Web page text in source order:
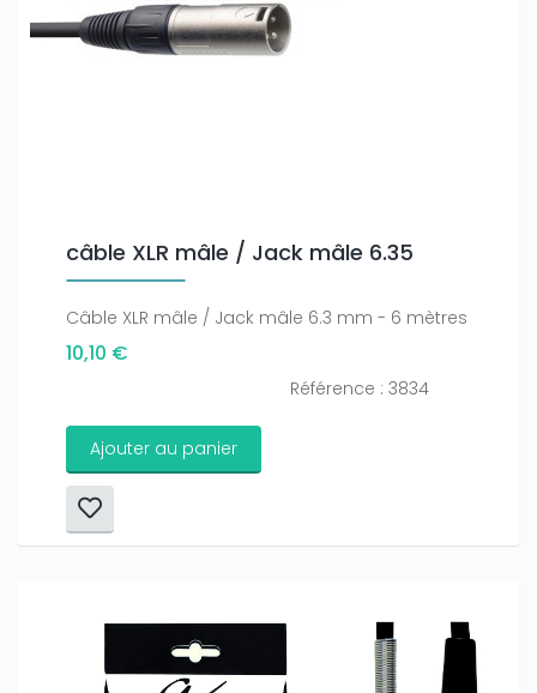
câble XLR mâle / Jack mâle 6.35
Câble XLR mâle / Jack mâle 6.3 mm - 6 mètres
10,10 €
Référence : 3834
Ajouter au panier